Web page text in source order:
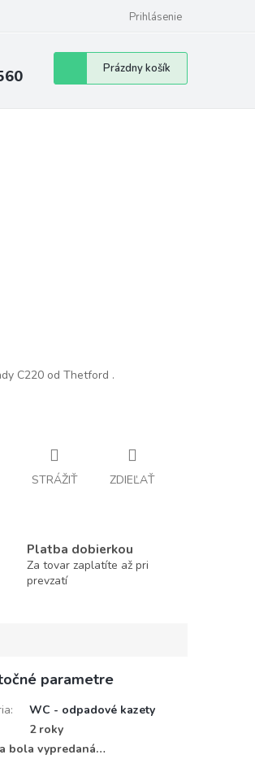
Prihlásenie
Nákupný
košík
Prázdny košík
C220 od Thetford .
STRÁŽIŤ ZDIEĽAŤ
Platba dobierkou
Za tovar zaplatíte až pri
prevzatí
parametre
:
WC - odpadové kazety
2 roky
bola vypredaná…